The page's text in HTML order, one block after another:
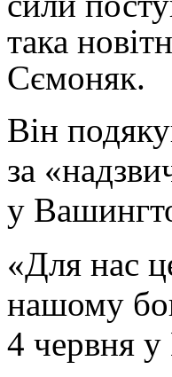
така
Сємоняк.
Він
за
у
«Для нас
нашому
4 червня